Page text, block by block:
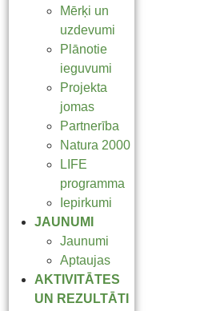
Mērķi un
uzdevumi
Plānotie
ieguvumi
Projekta
jomas
Partnerība
Natura 2000
LIFE
programma
Iepirkumi
JAUNUMI
Jaunumi
Aptaujas
AKTIVITĀTES
UN REZULTĀTI